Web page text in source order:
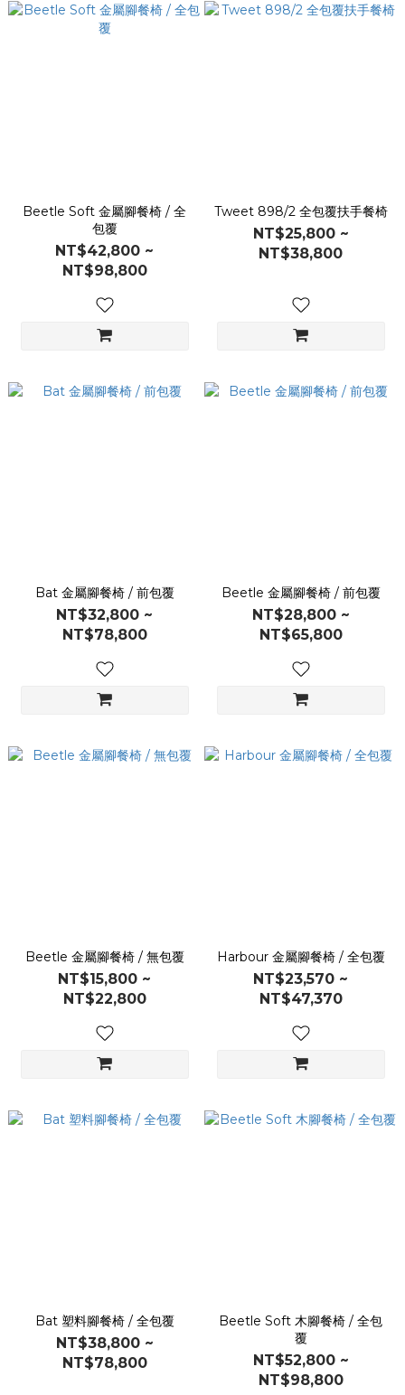
Beetle Soft 金屬腳餐椅 / 全
包覆
NT$42,800 ~
NT$98,800
Tweet 898/2 全包覆扶手餐椅
NT$25,800 ~
NT$38,800
Bat 金屬腳餐椅 / 前包覆
NT$32,800 ~
NT$78,800
Beetle 金屬腳餐椅 / 前包覆
NT$28,800 ~
NT$65,800
Beetle 金屬腳餐椅 / 無包覆
NT$15,800 ~
NT$22,800
Harbour 金屬腳餐椅 / 全包覆
NT$23,570 ~
NT$47,370
Bat 塑料腳餐椅 / 全包覆
NT$38,800 ~
NT$78,800
Beetle Soft 木腳餐椅 / 全包
覆
NT$52,800 ~
NT$98,800